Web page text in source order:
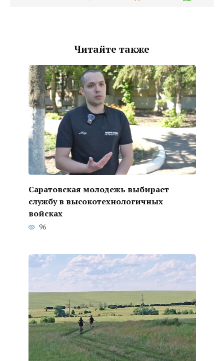
Читайте также
Саратовская молодежь выбирает
службу в высокотехнологичных
войсках
96